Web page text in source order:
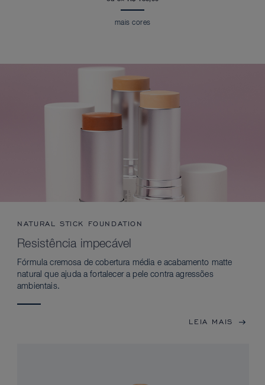
mais cores
NATURAL STICK FOUNDATION
Resistência impecável
Fórmula cremosa de cobertura média e acabamento matte
natural que ajuda a fortalecer a pele contra agressões
ambientais.
LEIA MAIS